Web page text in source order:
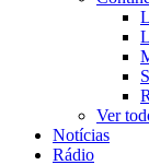
Ver
Notícias
Rádio